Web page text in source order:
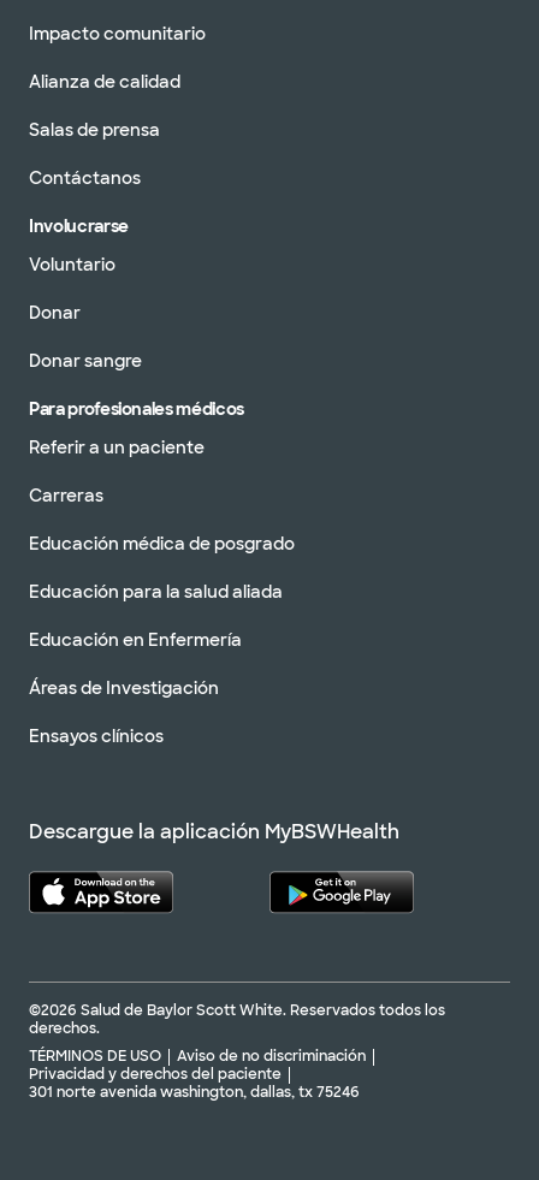
Impacto comunitario
Alianza de calidad
Salas de prensa
Contáctanos
Involucrarse
Voluntario
Donar
Donar sangre
Para profesionales médicos
Referir a un paciente
Carreras
Educación médica de posgrado
Educación para la salud aliada
Educación en Enfermería
Áreas de Investigación
Ensayos clínicos
Descargue la aplicación MyBSWHealth
©2026 Salud de Baylor Scott White. Reservados todos los
derechos.
TÉRMINOS DE USO
Aviso de no discriminación
Privacidad y derechos del paciente
301 norte avenida washington, dallas, tx 75246